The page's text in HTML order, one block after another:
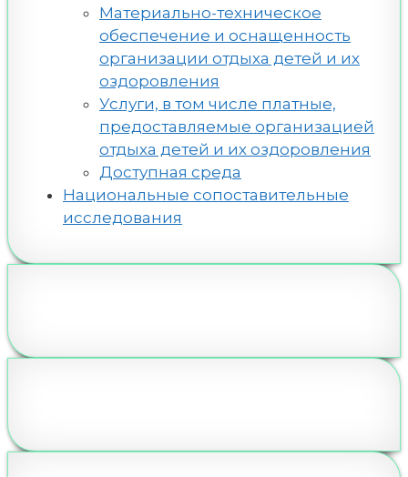
Материально-техническое
обеспечение и оснащенность
организации отдыха детей и их
оздоровления
Услуги, в том числе платные,
предоставляемые организацией
отдыха детей и их оздоровления
Доступная среда
Национальные сопоставительные
исследования